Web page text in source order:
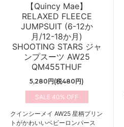
【Quincy Mae】
RELAXED FLEECE
JUMPSUIT (6-12か
月/12-18か月)
SHOOTING STARS ジャ
ンプスーツ AW25
QM455THUF
5,280円(税480円)
40%
クインシーメイ AW25 星柄プリン
トがかわいいベビーロンパース